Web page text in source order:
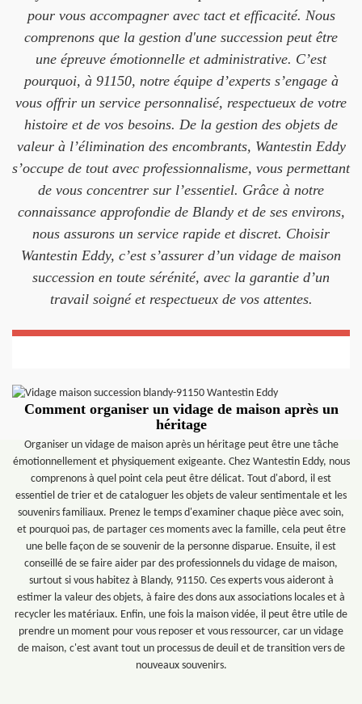
pour vous accompagner avec tact et efficacité. Nous
comprenons que la gestion d'une succession peut être
une épreuve émotionnelle et administrative. C’est
pourquoi, à 91150, notre équipe d’experts s’engage à
vous offrir un service personnalisé, respectueux de votre
histoire et de vos besoins. De la gestion des objets de
valeur à l’élimination des encombrants, Wantestin Eddy
s’occupe de tout avec professionnalisme, vous permettant
de vous concentrer sur l’essentiel. Grâce à notre
connaissance approfondie de Blandy et de ses environs,
nous assurons un service rapide et discret. Choisir
Wantestin Eddy, c’est s’assurer d’un vidage de maison
succession en toute sérénité, avec la garantie d’un
travail soigné et respectueux de vos attentes.
Comment organiser un vidage de maison après un
héritage
Organiser un vidage de maison après un héritage peut être une tâche
émotionnellement et physiquement exigeante. Chez Wantestin Eddy, nous
comprenons à quel point cela peut être délicat. Tout d'abord, il est
essentiel de trier et de cataloguer les objets de valeur sentimentale et les
souvenirs familiaux. Prenez le temps d'examiner chaque pièce avec soin,
et pourquoi pas, de partager ces moments avec la famille, cela peut être
une belle façon de se souvenir de la personne disparue. Ensuite, il est
conseillé de se faire aider par des professionnels du vidage de maison,
surtout si vous habitez à Blandy, 91150. Ces experts vous aideront à
estimer la valeur des objets, à faire des dons aux associations locales et à
recycler les matériaux. Enfin, une fois la maison vidée, il peut être utile de
prendre un moment pour vous reposer et vous ressourcer, car un vidage
de maison, c'est avant tout un processus de deuil et de transition vers de
nouveaux souvenirs.